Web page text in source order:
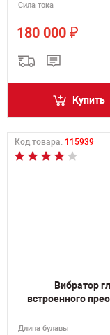
Сила тока
180 000 ₽
Купить
Код товара: 115939
Вибратор
встроенного
Длина булавы